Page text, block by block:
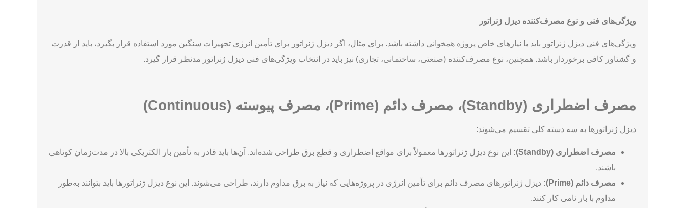
ویژگی‌های فنی و نوع مصرف‌کننده دیزل ژنراتور
ویژگی‌های فنی دیزل ژنراتور باید با نیازهای خاص پروژه همخوانی داشته باشد. برای مثال، اگر دیزل ژنراتور برای تأمین انرژی تجهیزات سنگین مورد استفاده قرار بگیرد، باید از قدرت
و گشتاور کافی برخوردار باشد. همچنین، نوع مصرف‌کننده (صنعتی، ساختمانی، تجاری) نیز باید در انتخاب ویژگی‌های فنی دیزل ژنراتور مدنظر قرار گیرد.
مصرف اضطراری (Standby)، مصرف دائم (Prime)، مصرف پیوسته (Continuous)
دیزل ژنراتورها به سه دسته کلی تقسیم می‌شوند:
مصرف اضطراری (Standby):
این نوع دیزل ژنراتورها معمولاً برای مواقع اضطراری و قطع برق طراحی شده‌اند. آن‌ها باید قادر به تأمین بار الکتریکی بالا در مدت‌زمان کوتاهی
باشند.
مصرف دائم (Prime):
دیزل ژنراتورهای مصرف دائم برای تأمین انرژی در پروژه‌هایی که نیاز به برق مداوم دارند، طراحی می‌شوند. این نوع دیزل ژنراتورها باید بتوانند به‌طور
مداوم با بار نامی کار کنند.